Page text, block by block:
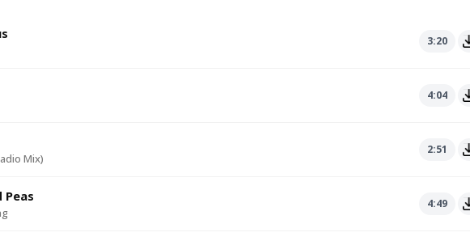
3:20
4:04
Mix)
2:51
Peas 4:49